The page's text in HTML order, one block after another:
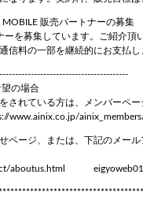
販売パートナーの募集
ーを募集しています。ご紹介頂
信料の一部を継続的にお支払し
の場合
されている方は、メンバーペ
www.ainix.co.jp/
ページ、または、下記のメー
aboutus.html